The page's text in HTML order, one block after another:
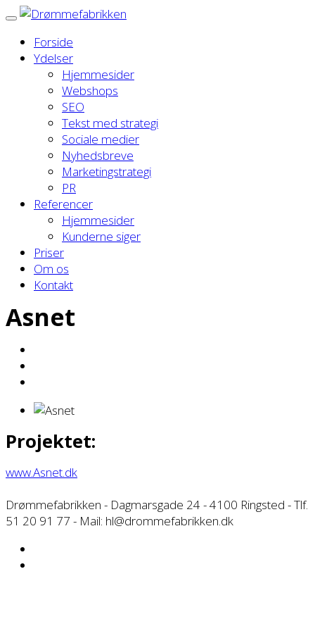
Forside
Ydelser
Hjemmesider
Webshops
SEO
Tekst med strategi
Sociale medier
Nyhedsbreve
Marketingstrategi
PR
Referencer
Hjemmesider
Kunderne siger
Priser
Om os
Kontakt
Asnet
Projektet:
www.Asnet.dk
Drømmefabrikken - Dagmarsgade 24 - 4100 Ringsted - Tlf.
51 20 91 77 - Mail: hl@drommefabrikken.dk